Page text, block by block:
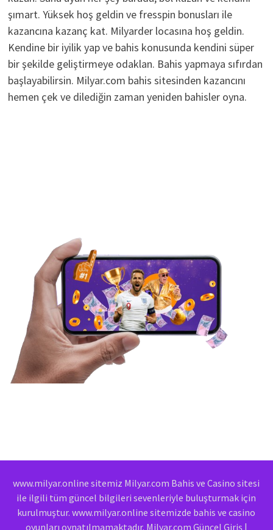
şımart. Yüksek hoş geldin ve fresspin bonusları ile
kazancına kazanç kat. Milyarder locasına hoş geldin.
Kendine bir iyilik yap ve bahis konusunda kendini süper
bir şekilde geliştirmeye odaklan. Bahis yapmaya sıfırdan
başlayabilirsin. Milyar.com bahis sitesinden kazancını
hemen çek ve dilediğin zaman yeniden bahisler oyna.
www.milyar.online sitemiz Milyar.com Bahis ve Casino sitesi
ile ilgili tüm güncel bilgileri sevenleriyle buluşturmak için
kurulmuştur. www.milyar.online sitemizde bahis ve casino
oyunları oynatılmamaktadır. Milyar.com Güncel Giriş |